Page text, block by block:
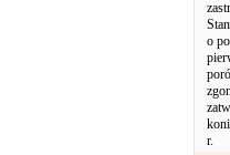
o
r.